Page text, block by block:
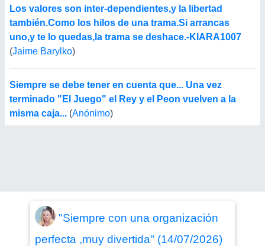
Los valores son inter-dependientes,y la libertad
también.Como los hilos de una trama.Si arrancas
uno,y te lo quedas,la trama se deshace.-KIARA1007
(Jaime Barylko)
Siempre se debe tener en cuenta que... Una vez
terminado "El Juego" el Rey y el Peon vuelven a la
misma caja... (Anónimo)
"Siempre con una organización
perfecta ,muy divertida" (14/07/2026)